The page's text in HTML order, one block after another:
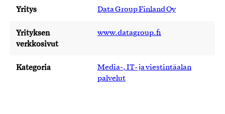
Yritys Data Group Finland Oy
Yrityksen
verkkosivut
www.datagroup.fi
Kategoria
Media-, IT- ja viestintäalan
palvelut